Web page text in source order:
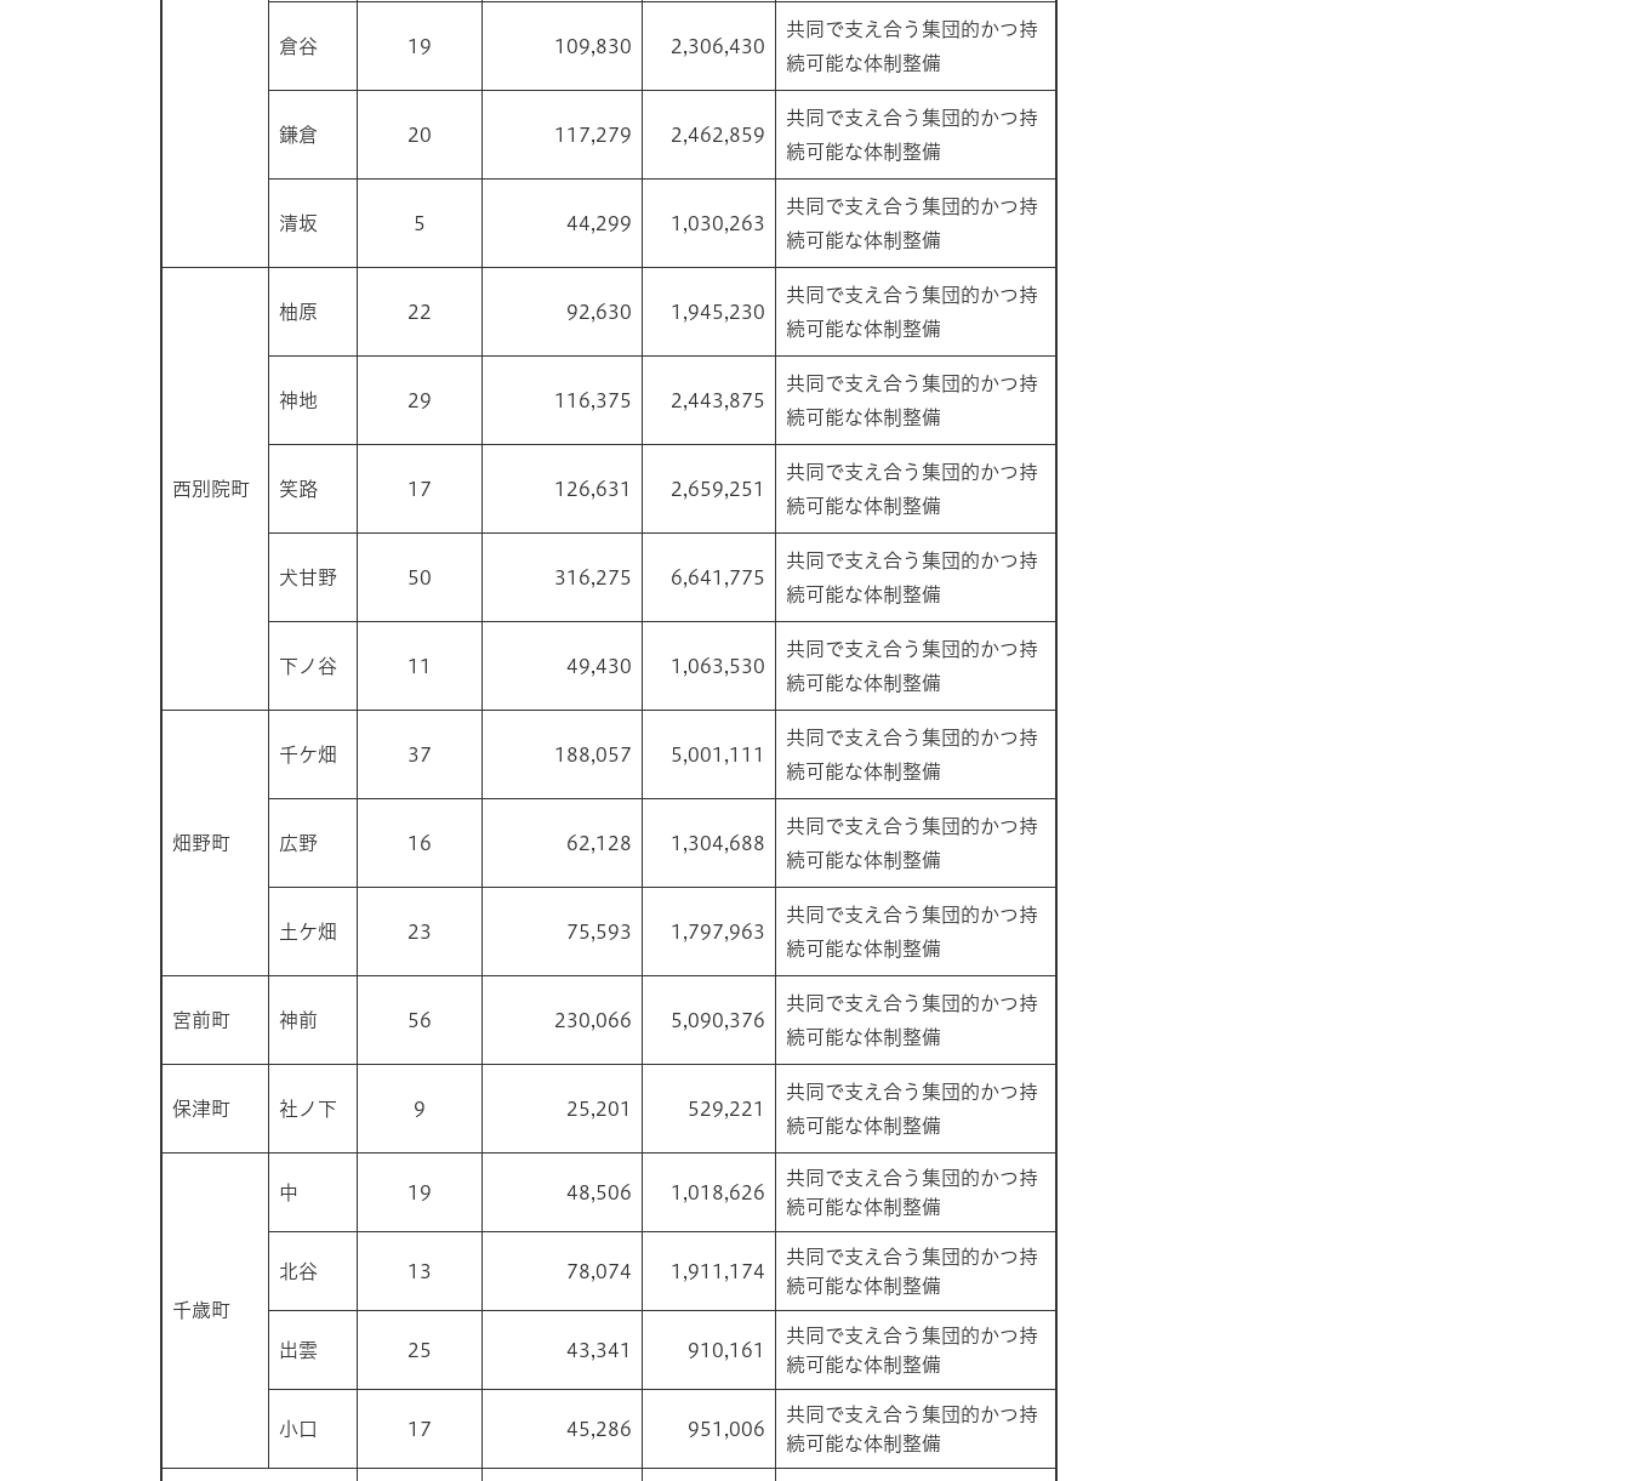
倉谷 19 109,830 2,306,430
共同で支え合う集団的かつ持
続可能な体制整備
鎌倉 20 117,279 2,462,859
共同で支え合う集団的かつ持
続可能な体制整備
清坂 5 44,299 1,030,263
共同で支え合う集団的かつ持
続可能な体制整備
西別院町
柚原 22 92,630 1,945,230
共同で支え合う集団的かつ持
続可能な体制整備
神地 29 116,375 2,443,875
共同で支え合う集団的かつ持
続可能な体制整備
笑路 17 126,631 2,659,251
共同で支え合う集団的かつ持
続可能な体制整備
犬甘野 50 316,275 6,641,775
共同で支え合う集団的かつ持
続可能な体制整備
下ノ谷 11 49,430 1,063,530
共同で支え合う集団的かつ持
続可能な体制整備
畑野町
千ケ畑 37 188,057 5,001,111
共同で支え合う集団的かつ持
続可能な体制整備
広野 16 62,128 1,304,688
共同で支え合う集団的かつ持
続可能な体制整備
土ケ畑 23 75,593 1,797,963
共同で支え合う集団的かつ持
続可能な体制整備
宮前町 神前 56 230,066 5,090,376
共同で支え合う集団的かつ持
続可能な体制整備
保津町 社ノ下 9 25,201 529,221
共同で支え合う集団的かつ持
続可能な体制整備
千歳町
中 19 48,506 1,018,626
共同で支え合う集団的かつ持
続可能な体制整備
北谷 13 78,074 1,911,174
共同で支え合う集団的かつ持
続可能な体制整備
出雲 25 43,341 910,161
共同で支え合う集団的かつ持
続可能な体制整備
小口 17 45,286 951,006
共同で支え合う集団的かつ持
続可能な体制整備